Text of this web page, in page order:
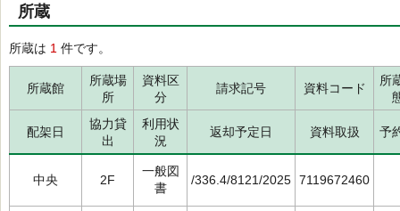
所蔵
所蔵は 1 件です。
所蔵館
所蔵場
所
資料区
分
請求記号 資料コード
所
配架日
協力貸
出
利用状
況
返却予定日 資料取扱 予
中央 2F
一般図
書
/336.4/8121/2025 7119672460